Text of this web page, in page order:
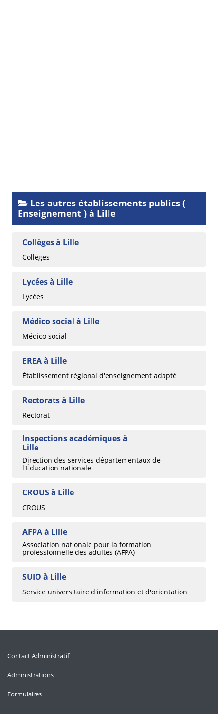
Les autres établissements publics (
Enseignement ) à Lille
Collèges à Lille
Collèges
Lycées à Lille
Lycées
Médico social à Lille
Médico social
EREA à Lille
Établissement régional d'enseignement adapté
Rectorats à Lille
Rectorat
Inspections académiques à
Lille
Direction des services départementaux de
l'Éducation nationale
CROUS à Lille
CROUS
AFPA à Lille
Association nationale pour la formation
professionnelle des adultes (AFPA)
SUIO à Lille
Service universitaire d'information et d'orientation
Contact Administratif
Administrations
Formulaires